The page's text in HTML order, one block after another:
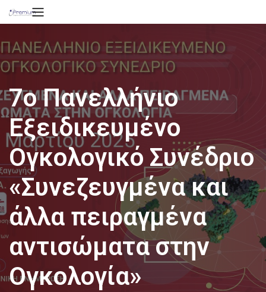
7o Πανελλήνιο
Εξειδικευμένο
Ογκολογικό Συνέδριο
«Συνεζευγμένα και
άλλα πειραγμένα
αντισώματα στην
Ογκολογία»